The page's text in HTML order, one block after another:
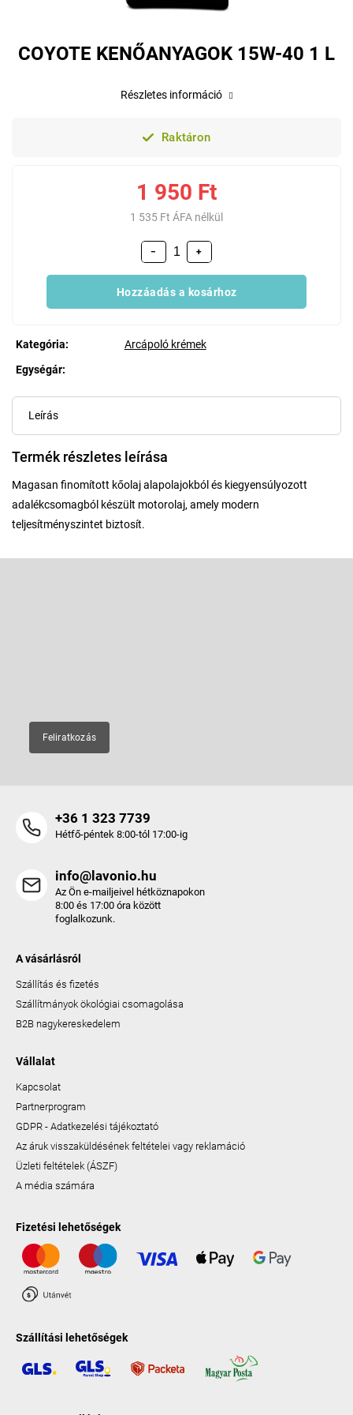
COYOTE KENŐANYAGOK 15W-40 1 L
Raktáron
1 950 Ft
1 535 Ft ÁFA nélkül
+
−
Hozzáadás a kosárhoz
Kategória:
Arcápoló krémek
Egységár:
Részletes információ
Leírás
Termék részletes leírása
Magasan finomított kőolaj alapolajokból és kiegyensúlyozott
adalékcsomagból készült motorolaj, amely modern
teljesítményszintet biztosít.
Feliratkozás
+36 1 323 7739
Hétfő-péntek 8:00-tól 17:00-ig
info@lavonio.hu
Az Ön e-mailjeivel hétköznapokon
8:00 és 17:00 óra között
foglalkozunk.
A vásárlásról
Szállítás és fizetés
Szállítmányok ökológiai csomagolása
B2B nagykereskedelem
Vállalat
Kapcsolat
Partnerprogram
GDPR - Adatkezelési tájékoztató
Az áruk visszaküldésének feltételei vagy reklamáció
Üzleti feltételek (ÁSZF)
A média számára
Fizetési lehetőségek
Szállítási lehetőségek